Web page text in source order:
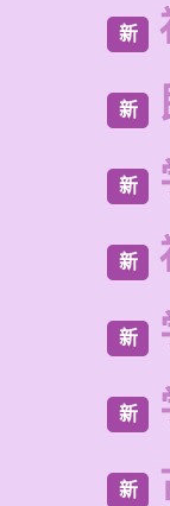
新
新
新
新
新
新
新